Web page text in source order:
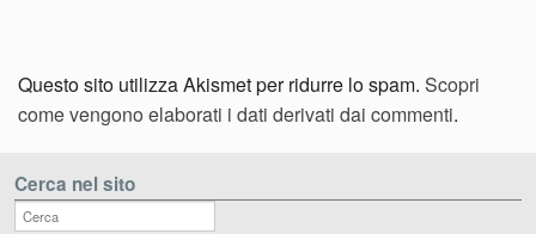
Questo sito utilizza Akismet per ridurre lo spam. Scopri
come vengono elaborati i dati derivati dai commenti.
Cerca nel sito